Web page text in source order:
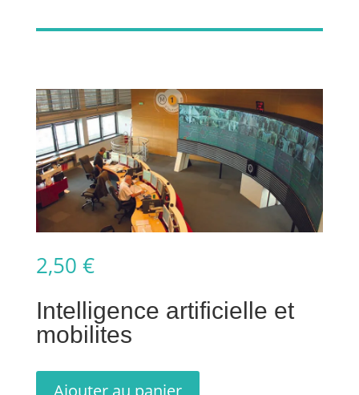
2,50 €
Intelligence artificielle et
mobilites
Ajouter au panier